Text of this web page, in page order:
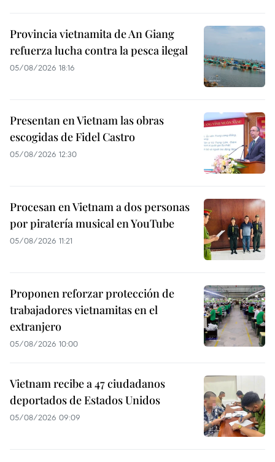
Provincia vietnamita de An Giang
refuerza lucha contra la pesca ilegal
05/08/2026 18:16
Presentan en Vietnam las obras
escogidas de Fidel Castro
05/08/2026 12:30
Procesan en Vietnam a dos personas
por piratería musical en YouTube
05/08/2026 11:21
Proponen reforzar protección de
trabajadores vietnamitas en el
extranjero
05/08/2026 10:00
Vietnam recibe a 47 ciudadanos
deportados de Estados Unidos
05/08/2026 09:09